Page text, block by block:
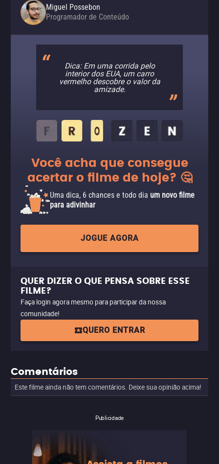
Miguel Possebon
Programador de Conteúdo
Dica: Em uma corrida pelo
interior dos EUA, um carro
vermelho descobre o valor da
amizade.
Você acha que consegue
acertar o filme de hoje? 🤔
Uma dica, 6 chances e todo dia um novo filme
para adivinhar
JOGUE AGORA
QUER DIZER O QUE PENSA SOBRE ESSE
FILME?
Faça login agora mesmo para participar da nossa
comunidade!
QUERO ENTRAR
Comentários
Este filme ainda não tem comentários. Deixe sua opinião acima!
Publicidade